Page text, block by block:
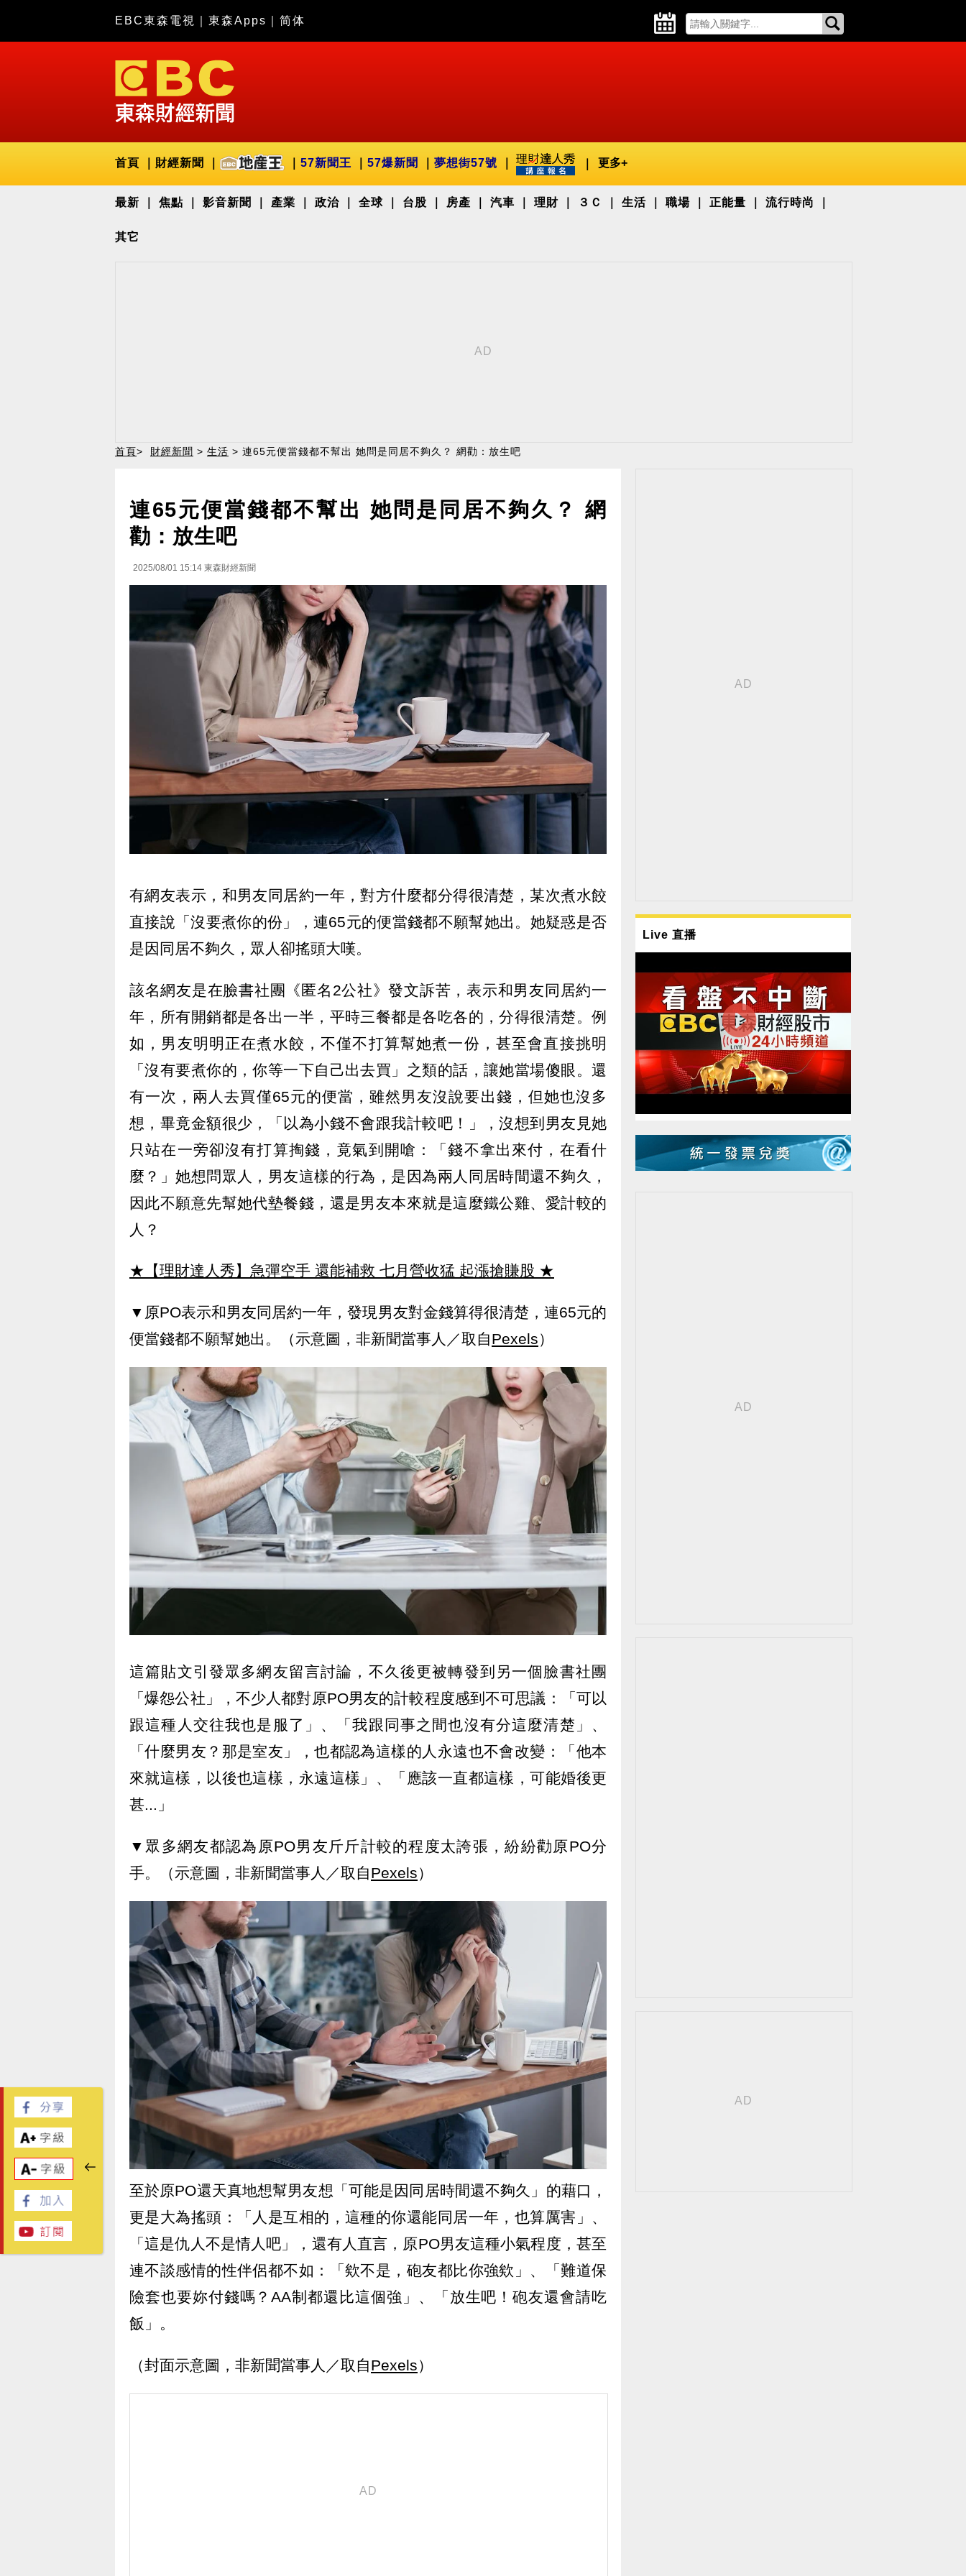
EBC東森電視 東森Apps 简体
首頁 財經新聞 57新聞王 57爆新聞 夢想街57號 更多+
最新 焦點 影音新聞 產業 政治 全球 台股 房產 汽車 理財 ３Ｃ 生活 職場 正能量 流行時尚
其它
首頁> 財經新聞 > 生活 > 連65元便當錢都不幫出 她問是同居不夠久？ 網勸：放生吧
連65元便當錢都不幫出 她問是同居不夠久？ 網
勸：放生吧
2025/08/01 15:14 東森財經新聞
有網友表示，和男友同居約一年，對方什麼都分得很清楚，某次煮水餃
直接說「沒要煮你的份」，連65元的便當錢都不願幫她出。她疑惑是否
是因同居不夠久，眾人卻搖頭大嘆。
該名網友是在臉書社團《匿名2公社》發文訴苦，表示和男友同居約一
年，所有開銷都是各出一半，平時三餐都是各吃各的，分得很清楚。例
如，男友明明正在煮水餃，不僅不打算幫她煮一份，甚至會直接挑明
「沒有要煮你的，你等一下自己出去買」之類的話，讓她當場傻眼。還
有一次，兩人去買僅65元的便當，雖然男友沒說要出錢，但她也沒多
想，畢竟金額很少，「以為小錢不會跟我計較吧！」，沒想到男友見她
只站在一旁卻沒有打算掏錢，竟氣到開嗆：「錢不拿出來付，在看什
麼？」她想問眾人，男友這樣的行為，是因為兩人同居時間還不夠久，
因此不願意先幫她代墊餐錢，還是男友本來就是這麼鐵公雞、愛計較的
人？
★【理財達人秀】急彈空手 還能補救 七月營收猛 起漲搶賺股 ★
▼原PO表示和男友同居約一年，發現男友對金錢算得很清楚，連65元的
便當錢都不願幫她出。（示意圖，非新聞當事人／取自Pexels）
這篇貼文引發眾多網友留言討論，不久後更被轉發到另一個臉書社團
「爆怨公社」，不少人都對原PO男友的計較程度感到不可思議：「可以
跟這種人交往我也是服了」、「我跟同事之間也沒有分這麼清楚」、
「什麼男友？那是室友」，也都認為這樣的人永遠也不會改變：「他本
來就這樣，以後也這樣，永遠這樣」、「應該一直都這樣，可能婚後更
甚...」
▼眾多網友都認為原PO男友斤斤計較的程度太誇張，紛紛勸原PO分
手。（示意圖，非新聞當事人／取自Pexels）
至於原PO還天真地想幫男友想「可能是因同居時間還不夠久」的藉口，
更是大為搖頭：「人是互相的，這種的你還能同居一年，也算厲害」、
「這是仇人不是情人吧」，還有人直言，原PO男友這種小氣程度，甚至
連不談感情的性伴侶都不如：「欸不是，砲友都比你強欸」、「難道保
險套也要妳付錢嗎？AA制都還比這個強」、「放生吧！砲友還會請吃
飯」。
（封面示意圖，非新聞當事人／取自Pexels）
Live 直播